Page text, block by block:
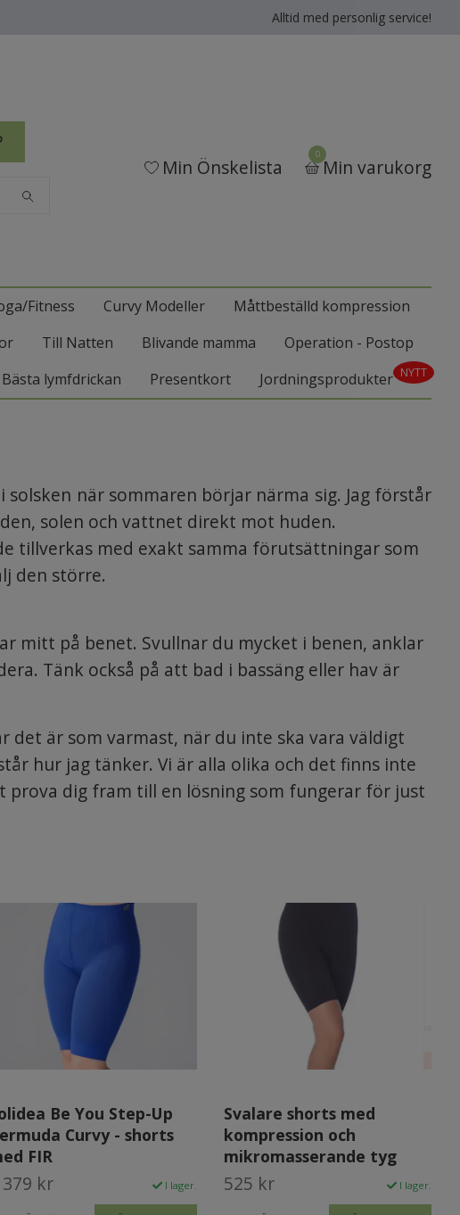
Alltid med personlig service!
Min Önskelista
0
Min varukorg
Fitness Curvy Modeller
Måttbeställd kompression
Till Natten Blivande mamma
Operation - Postop
Bästa lymfdrickan Presentkort Jordningsprodukter NYTT
när sommaren börjar närma sig. Jag förstår
solen och vattnet direkt mot huden.
tillverkas med exakt samma förutsättningar som
den större.
mitt på benet. Svullnar du mycket i benen, anklar
Tänk också på att bad i bassäng eller hav är
är som varmast, när du inte ska vara väldigt
hur jag tänker. Vi är alla olika och det finns inte
prova dig fram till en lösning som fungerar för just
Be You Step-Up
Curvy - shorts
FIR
379 kr I lager.
Svalare shorts med
kompression och
mikromasserande tyg
525 kr I lager.